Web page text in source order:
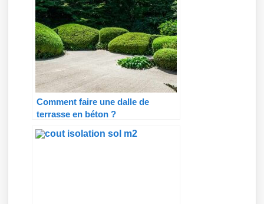
Comment faire une dalle de
terrasse en béton ?